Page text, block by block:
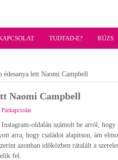
TUDTAD-E? RÚZS
édesanya lett Naomi Campbell
Naomi Campbell
Párkapcsolat
oldalán számolt be arról,
arra, hogy családot alapítson, ám
azonban időközben rátalált a
fel.